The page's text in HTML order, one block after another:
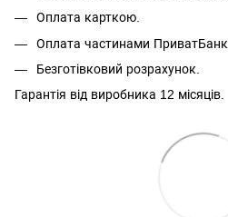
Оплата карткою.
Оплата частинами ПриватБанк.
Безготівковий розрахунок.
Гарантія від виробника 12 місяців.